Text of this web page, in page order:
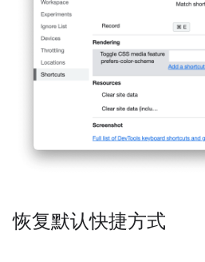
恢复默认快捷方式